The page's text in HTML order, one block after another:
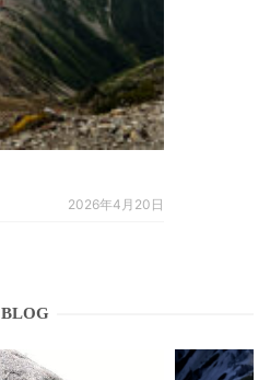
2026年4月20日
BLOG